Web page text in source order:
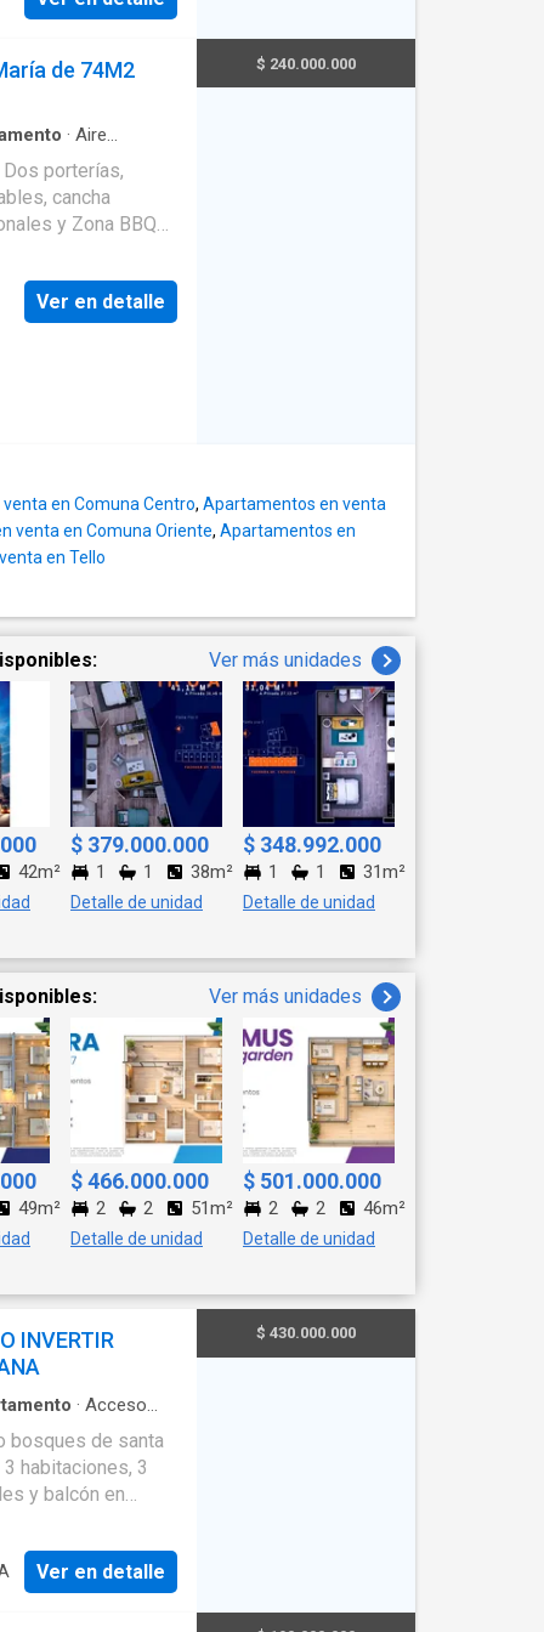
y servicios.
o agendar
de 74M2
· Aire
infantil·Acceso para
Caseta de vigilancia
Dos porterías,
cancha
y Zona BBQ
a Centro
Ver en detalle
$ 240.000.000
en Comuna Centro, Apartamentos en venta
venta en Comuna Oriente, Apartamentos en
en Tello
Ver más unidades
42m²
$ 379.000.000
1 1 38m²
Detalle de unidad
$ 348.992.000
1 1 31m²
Detalle de unidad
Ver más unidades
49m²
$ 466.000.000
2 2 51m²
Detalle de unidad
$ 501.000.000
2 2 46m²
Detalle de unidad
INVERTIR
· Acceso
·Jacuzzi ·Jardín
de agua·Vista
bosques de santa
habitaciones, 3
y balcón en
Ver en detalle
$ 430.000.000